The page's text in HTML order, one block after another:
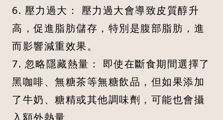
6. 壓力過大： 壓力過大會導致皮質醇升
高，促進脂肪儲存，特別是腹部脂肪，進
而影響減重效果。
7. 忽略隱藏熱量： 即使在斷食期間選擇了
黑咖啡、無糖茶等無糖飲品，但如果添加
了牛奶、糖精或其他調味劑，可能也會攝